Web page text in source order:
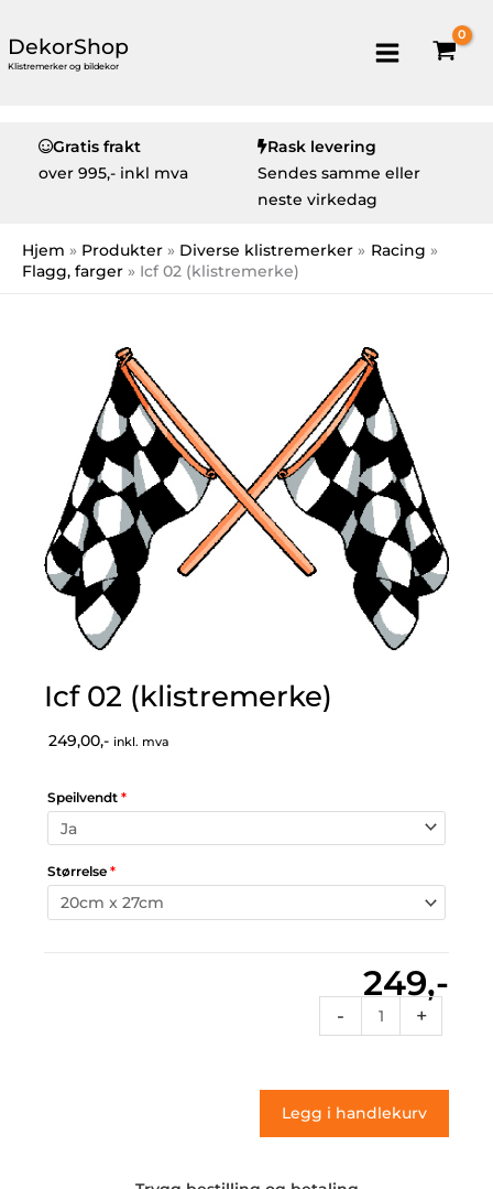
DekorShop
Klistremerker og bildekor
Gratis frakt
over 995,- inkl mva
Rask levering
Sendes samme eller
neste virkedag
Hjem Produkter Diverse klistremerker
Racing
Flagg, farger
Icf 02 (klistremerke)
Icf 02 (klistremerke)
249,00,- inkl. mva
Speilvendt *
Størrelse *
249,-
-
02
antall
+
Legg i handlekurv